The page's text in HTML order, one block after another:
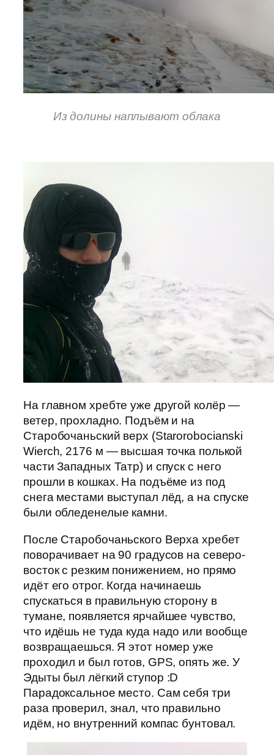
Из долины наплывают облака
На главном хребте уже другой колёр —
ветер, прохладно. Подъём и на
Старобочаньский верх (Starorobocianski
Wierch, 2176 м — высшая точка полькой
части Западных Татр) и спуск с него
прошли в кошках. На подъёме из под
снега местами выступал лёд, а на спуске
были обледенелые камни.
После Старобочаньского Верха хребет
поворачивает на 90 градусов на северо-
восток с резким понижением, но прямо
идёт его отрог. Когда начинаешь
спускаться в правильную сторону в
тумане, появляется ярчайшее чувство,
что идёшь не туда куда надо или вообще
возвращаешься. Я этот номер уже
проходил и был готов, GPS, опять же. У
Эдыты был лёгкий ступор :D
Парадоксальное место. Сам себя три
раза проверил, знал, что правильно
идём, но внутренний компас бунтовал.